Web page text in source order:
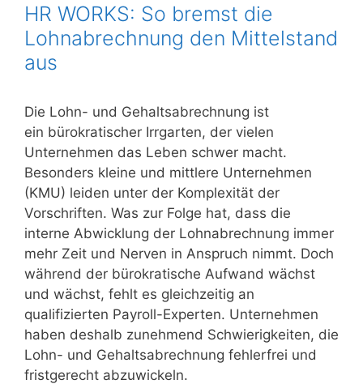
HR WORKS: So bremst die
Lohnabrechnung den Mittelstand
aus
Die Lohn- und Gehaltsabrechnung ist
ein bürokratischer Irrgarten, der vielen
Unternehmen das Leben schwer macht.
Besonders kleine und mittlere Unternehmen
(KMU) leiden unter der Komplexität der
Vorschriften. Was zur Folge hat, dass die
interne Abwicklung der Lohnabrechnung immer
mehr Zeit und Nerven in Anspruch nimmt. Doch
während der bürokratische Aufwand wächst
und wächst, fehlt es gleichzeitig an
qualifizierten Payroll-Experten. Unternehmen
haben deshalb zunehmend Schwierigkeiten, die
Lohn- und Gehaltsabrechnung fehlerfrei und
fristgerecht abzuwickeln.